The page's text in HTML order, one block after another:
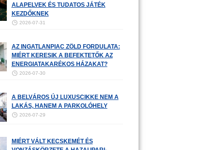
ALAPELVEK ÉS TUDATOS JÁTÉK
KEZDŐKNEK
2026-07-31
AZ INGATLANPIAC ZÖLD FORDULATA:
MIÉRT KERESIK A BEFEKTETŐK AZ
ENERGIATAKARÉKOS HÁZAKAT?
2026-07-30
A BELVÁROS ÚJ LUXUSCIKKE NEM A
LAKÁS, HANEM A PARKOLÓHELY
2026-07-29
MIÉRT VÁLT KECSKEMÉT ÉS